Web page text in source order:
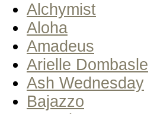
Alchymist
Aloha
Amadeus
Arielle Dombasle
Ash Wednesday
Bajazzo